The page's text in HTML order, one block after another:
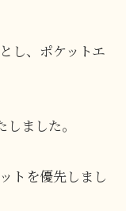
し、ポケットエ
ました。
トを優先しまし